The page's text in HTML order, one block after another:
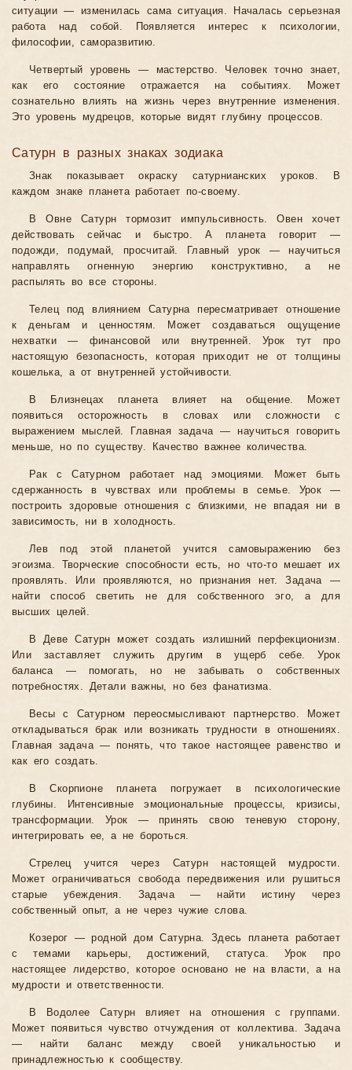
ситуации — изменилась сама ситуация. Началась серьезная
работа над собой. Появляется интерес к психологии,
философии, саморазвитию.
Четвертый уровень — мастерство. Человек точно знает,
как его состояние отражается на событиях. Может
сознательно влиять на жизнь через внутренние изменения.
Это уровень мудрецов, которые видят глубину процессов.
Сатурн в разных знаках зодиака
Знак показывает окраску сатурнианских уроков. В
каждом знаке планета работает по-своему.
В Овне Сатурн тормозит импульсивность. Овен хочет
действовать сейчас и быстро. А планета говорит —
подожди, подумай, просчитай. Главный урок — научиться
направлять огненную энергию конструктивно, а не
распылять во все стороны.
Телец под влиянием Сатурна пересматривает отношение
к деньгам и ценностям. Может создаваться ощущение
нехватки — финансовой или внутренней. Урок тут про
настоящую безопасность, которая приходит не от толщины
кошелька, а от внутренней устойчивости.
В Близнецах планета влияет на общение. Может
появиться осторожность в словах или сложности с
выражением мыслей. Главная задача — научиться говорить
меньше, но по существу. Качество важнее количества.
Рак с Сатурном работает над эмоциями. Может быть
сдержанность в чувствах или проблемы в семье. Урок —
построить здоровые отношения с близкими, не впадая ни в
зависимость, ни в холодность.
Лев под этой планетой учится самовыражению без
эгоизма. Творческие способности есть, но что-то мешает их
проявлять. Или проявляются, но признания нет. Задача —
найти способ светить не для собственного эго, а для
высших целей.
В Деве Сатурн может создать излишний перфекционизм.
Или заставляет служить другим в ущерб себе. Урок
баланса — помогать, но не забывать о собственных
потребностях. Детали важны, но без фанатизма.
Весы с Сатурном переосмысливают партнерство. Может
откладываться брак или возникать трудности в отношениях.
Главная задача — понять, что такое настоящее равенство и
как его создать.
В Скорпионе планета погружает в психологические
глубины. Интенсивные эмоциональные процессы, кризисы,
трансформации. Урок — принять свою теневую сторону,
интегрировать ее, а не бороться.
Стрелец учится через Сатурн настоящей мудрости.
Может ограничиваться свобода передвижения или рушиться
старые убеждения. Задача — найти истину через
собственный опыт, а не через чужие слова.
Козерог — родной дом Сатурна. Здесь планета работает
с темами карьеры, достижений, статуса. Урок про
настоящее лидерство, которое основано не на власти, а на
мудрости и ответственности.
В Водолее Сатурн влияет на отношения с группами.
Может появиться чувство отчуждения от коллектива. Задача
— найти баланс между своей уникальностью и
принадлежностью к сообществу.